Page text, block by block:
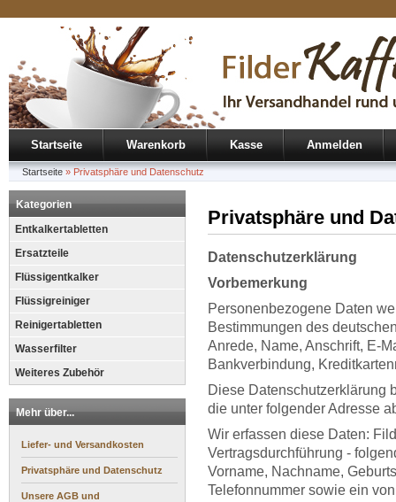
Startseite Warenkorb Kasse Anmelden
Startseite » Privatsphäre und Datenschutz
Kategorien
Entkalkertabletten
Ersatzteile
Flüssigentkalker
Flüssigreiniger
Reinigertabletten
Wasserfilter
Weiteres Zubehör
Mehr über...
Liefer- und Versandkosten
Privatsphäre und Datenschutz
Unsere AGB und
Privatsphäre und
Datenschutzerklärung
Vorbemerkung
Personenbezogene Daten
Bestimmungen des
Anrede, Name, Anschrift, E-
Bankverbindung,
Diese Datenschutzerklärung
die unter folgender Adresse
Wir erfassen diese Daten:
Vertragsdurchführung -
Vorname, Nachname,
Telefonnummer sowie ein